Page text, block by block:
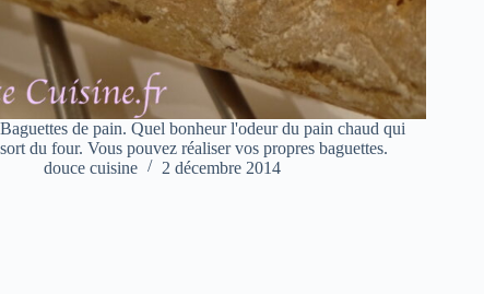
Baguettes de pain. Quel bonheur l'odeur du pain chaud qui
sort du four. Vous pouvez réaliser vos propres baguettes.
douce cuisine
2 décembre 2014